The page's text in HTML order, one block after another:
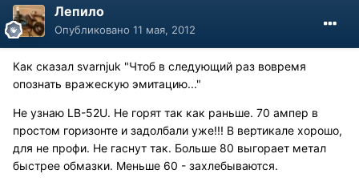
Лепило
Опубликовано 11 мая, 2012
Как сказал svarnjuk "Чтоб в следующий раз вовремя
опознать вражескую эмитацию..."
Не узнаю LB-52U. Не горят так как раньше. 70 ампер в
простом горизонте и задолбали уже!!! В вертикале хорошо,
для не профи. Не гаснут так. Больше 80 выгорает метал
быстрее обмазки. Меньше 60 - захлебываются.